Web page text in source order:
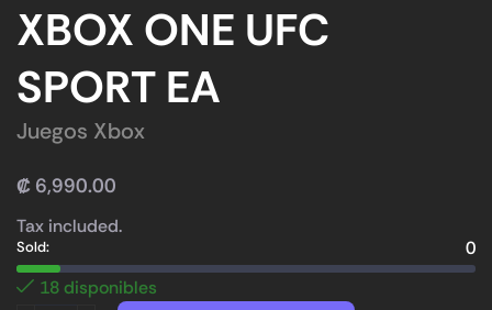
XBOX ONE UFC
SPORT EA
Juegos Xbox
₡ 6,990.00
Tax included.
Sold:
0
18 disponibles